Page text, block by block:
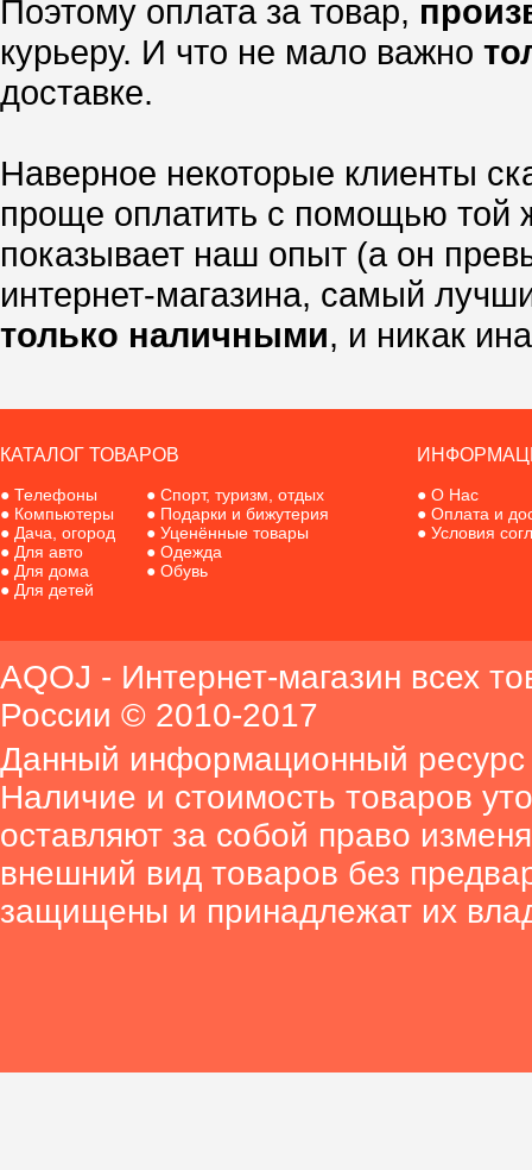
Поэтому оплата за товар,
курьеру. И что не мало важно
доставке.
Наверное некоторые клиенты
проще оплатить с помощью той
показывает наш опыт (а он
интернет-магазина, самый
только наличными, и никак
КАТАЛОГ ТОВАРОВ
● Телефоны
● Компьютеры
● Дача, огород
● Для авто
● Для дома
● Для детей
● Спорт, туризм, отдых
● Подарки и бижутерия
● Уценённые товары
● Одежда
● Обувь
● О Нас
● Оплата и
● Условия
AQOJ - Интернет-магазин всех
России © 2010-2017
Данный информационный ресурс
Наличие и стоимость товаров
оставляют за собой право
внешний вид товаров без
защищены и принадлежат их